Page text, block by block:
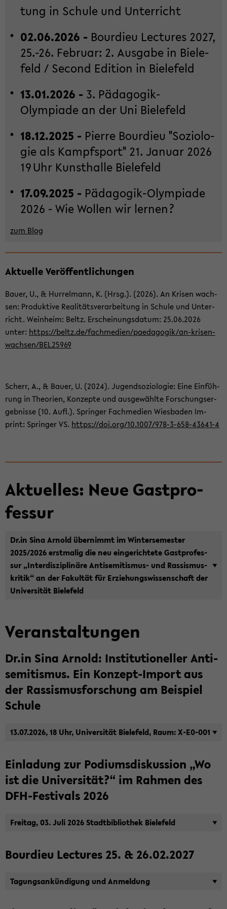
Haupt­
halt
der
Sek­
ti­
on
Ak­tu­el­le Ver­öf­fent­li­chun­gen
Bauer, U., & Hur­rel­mann, K. (Hrsg.). (2026). An Kri­sen wach­
sen: Pro­duk­ti­ve Rea­li­täts­ver­ar­bei­tung in Schu­le und Un­ter­
richt. Wein­heim: Beltz. Er­schei­nungs­da­tum: 25.06.2026
unter: https://beltz.de/fach­me­di­en/pa­edago­gik/an-​krisen-
wachsen/BEL25969
Scherr, A., & Bauer, U. (2024). Ju­gend­so­zio­lo­gie: Eine Ein­füh­
rung in Theo­rien, Kon­zep­te und aus­ge­wähl­te For­schungs­er­
geb­nis­se (10. Aufl.). Sprin­ger Fach­me­di­en Wies­ba­den Im­
print: Sprin­ger VS. https://doi.org/10.1007/978-​3-658-43641-4
tung in Schu­le und Un­ter­richt
02.06.2026 - Bour­dieu Lec­tu­res 2027,
25.-26. Fe­bru­ar: 2. Aus­ga­be in Bie­le­
feld / Se­cond Edi­ti­on in Bie­le­feld
13.01.2026 - 3. Pädagogik-​
Olympiade an der Uni Bie­le­feld
18.12.2025 - Pierre Bour­dieu "So­zio­lo­
gie als Kampf­sport" 21. Ja­nu­ar 2026
19 Uhr Kunst­hal­le Bie­le­feld
17.09.2025 - Pädagogik-​Olympiade
2026 - Wie Wol­len wir ler­nen?
zum Blog
Ak­tu­el­les: Neue Gast­pro­
fes­sur
Dr.in Sina Ar­nold über­nimmt im Win­ter­se­mes­ter
2025/2026 erst­ma­lig die neu ein­ge­rich­te­te Gast­pro­fes­
sur „In­ter­dis­zi­pli­nä­re Antisemitismus-​ und Ras­sis­mus­
kri­tik“ an der Fa­kul­tät für Er­zie­hungs­wis­sen­schaft der
Uni­ver­si­tät Bie­le­feld
Ver­an­stal­tun­gen
Dr.in Sina Ar­nold: In­sti­tu­tio­nel­ler An­ti­
se­mi­tis­mus. Ein Konzept-​Import aus
der Ras­sis­mus­for­schung am Bei­spiel
Schu­le
13.07.2026, 18 Uhr, Uni­ver­si­tät Bie­le­feld, Raum: X-​E0-001
Ein­la­dung zur Po­di­ums­dis­kus­si­on „Wo
ist die Uni­ver­si­tät?“ im Rah­men des
DFH-​Festivals 2026
Frei­tag, 03. Juli 2026 Stadt­bi­blio­thek Bie­le­feld
Bour­dieu Lec­tu­res 25. & 26.02.2027
Ta­gungs­an­kün­di­gung und An­mel­dung